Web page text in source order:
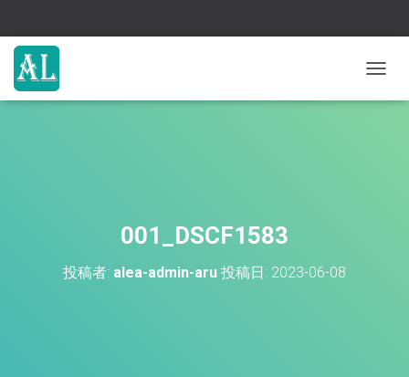
ビ
001_DSCF1583
投稿者: alea-admin-aru 投稿日: 2023-06-08